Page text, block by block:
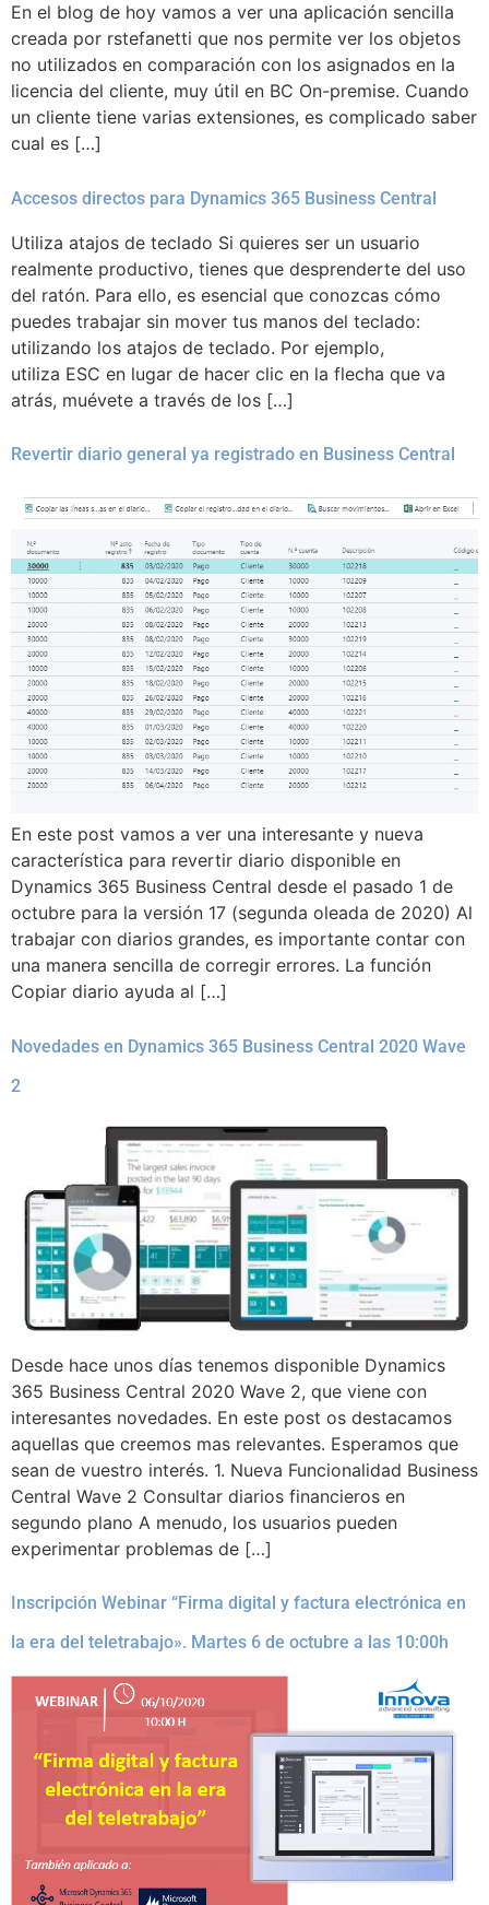
En el blog de hoy vamos a ver una aplicación sencilla
creada por rstefanetti que nos permite ver los objetos
no utilizados en comparación con los asignados en la
licencia del cliente, muy útil en BC On-premise. Cuando
un cliente tiene varias extensiones, es complicado saber
cual es […]
Accesos directos para Dynamics 365 Business Central
Utiliza atajos de teclado Si quieres ser un usuario
realmente productivo, tienes que desprenderte del uso
del ratón. Para ello, es esencial que conozcas cómo
puedes trabajar sin mover tus manos del teclado:
utilizando los atajos de teclado. Por ejemplo,
utiliza ESC en lugar de hacer clic en la flecha que va
atrás, muévete a través de los […]
Revertir diario general ya registrado en Business Central
En este post vamos a ver una interesante y nueva
característica para revertir diario disponible en
Dynamics 365 Business Central desde el pasado 1 de
octubre para la versión 17 (segunda oleada de 2020) Al
trabajar con diarios grandes, es importante contar con
una manera sencilla de corregir errores. La función
Copiar diario ayuda al […]
Novedades en Dynamics 365 Business Central 2020 Wave
2
Desde hace unos días tenemos disponible Dynamics
365 Business Central 2020 Wave 2, que viene con
interesantes novedades. En este post os destacamos
aquellas que creemos mas relevantes. Esperamos que
sean de vuestro interés. 1. Nueva Funcionalidad Business
Central Wave 2 Consultar diarios financieros en
segundo plano A menudo, los usuarios pueden
experimentar problemas de […]
Inscripción Webinar “Firma digital y factura electrónica en
la era del teletrabajo». Martes 6 de octubre a las 10:00h